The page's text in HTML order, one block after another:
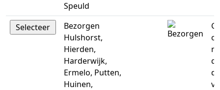
Speuld
Bezorgen
Hulshorst,
Hierden,
Harderwijk,
Ermelo, Putten,
Huinen,